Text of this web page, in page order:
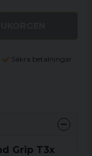
Säkra betalningar
Grip T3x